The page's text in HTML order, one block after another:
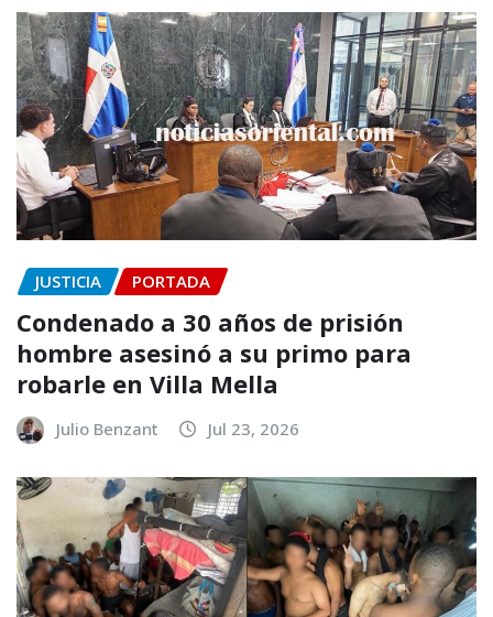
JUSTICIA PORTADA
Condenado a 30 años de prisión
hombre asesinó a su primo para
robarle en Villa Mella
Julio Benzant Jul 23, 2026